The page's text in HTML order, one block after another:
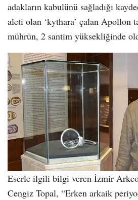
adakların kabulünü sağladığı
aleti olan ‘kythara’ çalan Apollon
mührün, 2 santim yüksekliğinde
Eserle ilgili bilgi veren İzmir
Cengiz Topal, “Erken arkaik